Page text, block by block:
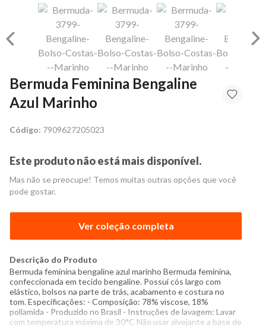
Bermuda Feminina Bengaline
Azul Marinho
Código: 7909627205023
Este produto não está mais disponível.
Mas não se preocupe! Temos muitas outras opções que você
pode gostar.
Ver coleção completa
Descrição do Produto
Bermuda feminina bengaline azul marinho Bermuda feminina,
confeccionada em tecido bengaline. Possui cós largo com
elástico, bolsos na parte de trás, acabamento e costura no
tom. Especificações: - Composição: 78% viscose, 18%
poliamida - Produzido no Brasil - Instruções de lavagem: Lavar
com temperatura máxima de 30°C Não usar alvejante a base de